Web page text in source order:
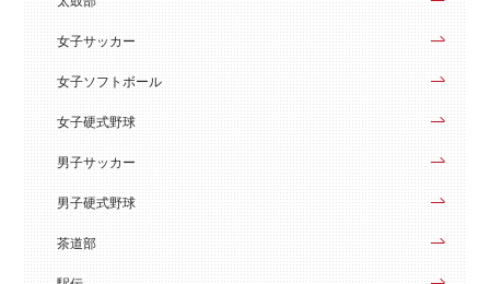
女子サッカー
女子ソフトボール
女子硬式野球
男子サッカー
男子硬式野球
茶道部